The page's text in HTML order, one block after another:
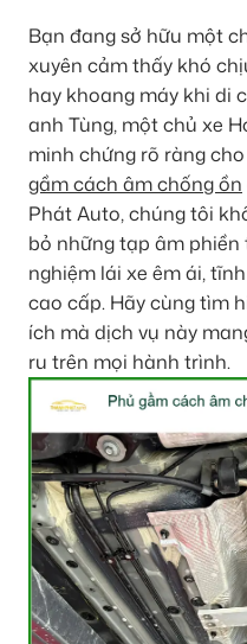
Bạn đang sở hữu một
xuyên cảm thấy khó
hay khoang máy khi di
anh Tùng, một chủ xe
minh chứng rõ ràng
gầm cách âm chống ồn
Phát Auto, chúng tôi
bỏ những tạp âm
nghiệm lái xe êm ái,
cao cấp. Hãy cùng tìm
ích mà dịch vụ này
ru trên mọi hành trình.